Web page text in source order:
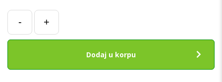
-
LCD
iPhone
+
Dodaj u korpu